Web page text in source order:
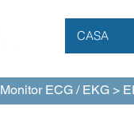
CASA
Monitor ECG / EKG >